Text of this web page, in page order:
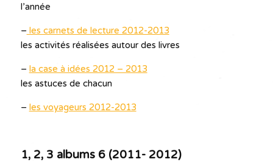
l’année
–les carnets de lecture 2012-2013
les activités réalisées autour des livres
– la case à idées 2012 – 2013
les astuces de chacun
– les voyageurs 2012-2013
1, 2, 3 albums 6 (2011- 2012)